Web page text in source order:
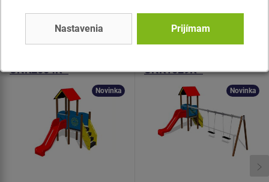
Podobnýtovar
UNK2004K -
Novinka
UNK1029K -
Novinka
Nastavenia Prijímam